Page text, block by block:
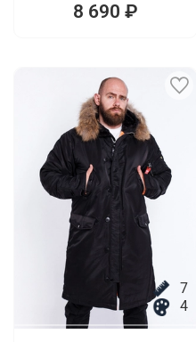
8 690 ₽
7
4